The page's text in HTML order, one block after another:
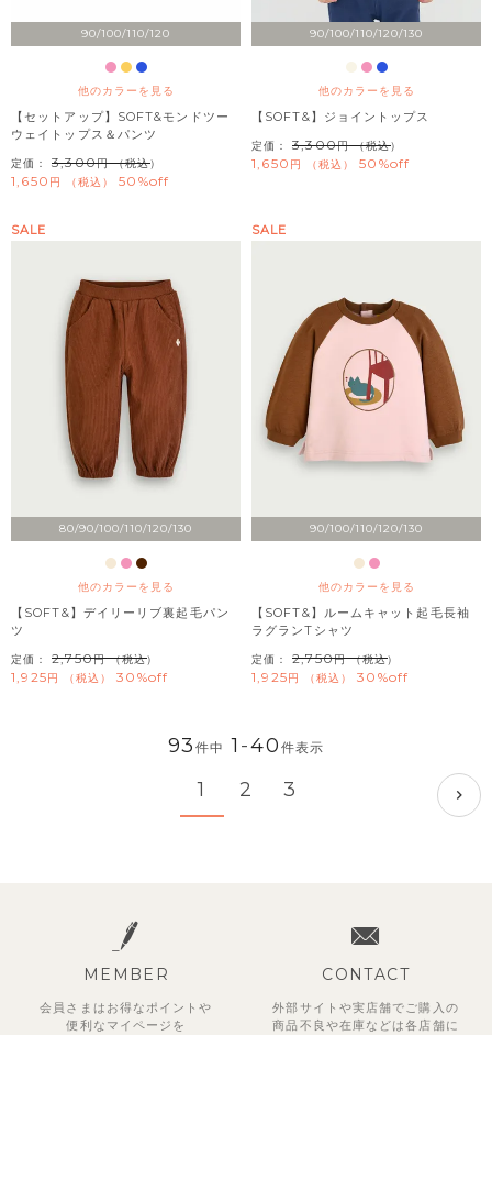
90/100/110/120
他のカラーを見る
【セットアップ】SOFT&モンドツー
ウェイトップス＆パンツ
定価： 3,300 （税込）
1,650 税込 50%off
90/100/110/120/130
他のカラーを見る
【SOFT&】ジョイントップス
定価： 3,300 （税込）
1,650 税込 50%off
80/90/100/110/120/130
他のカラーを見る
SALE
【SOFT&】デイリーリブ裏起毛パン
ツ
定価： 2,750 （税込）
1,925 税込 30%off
90/100/110/120/130
他のカラーを見る
SALE
【SOFT&】ルームキャット起毛長袖
ラグランTシャツ
定価： 2,750 （税込）
1,925 税込 30%off
93件中 1 -40 件表示
1 2 3
MEMBER
会員さまはお得なポイントや
便利な マイページを
CONTACT
外部サイトや実店舗でご購入の
商品不良や在庫などは各店舗に